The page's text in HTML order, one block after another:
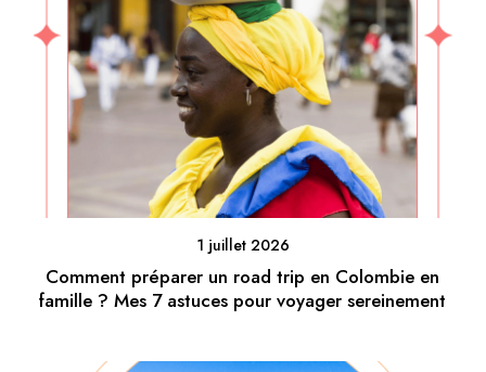
1 juillet 2026
Comment préparer un road trip en Colombie en
famille ? Mes 7 astuces pour voyager sereinement